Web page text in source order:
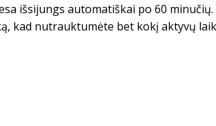
išsijungs automatiškai po 60 minučių.
kad nutrauktumėte bet kokį aktyvų